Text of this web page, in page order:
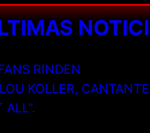
RINDEN
KOLLER, CANTANTE
ALL”.